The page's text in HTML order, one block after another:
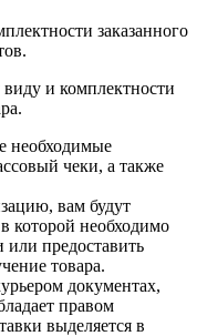
заказанного
и комплектности
необходимые
чеки, а также
вам будут
которой необходимо
или предоставить
товара.
документах,
правом
выделяется в